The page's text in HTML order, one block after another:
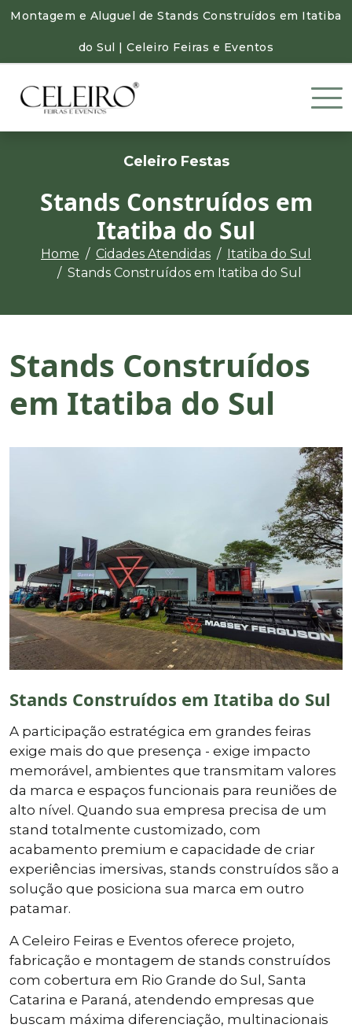
Montagem e Aluguel de Stands Construídos em Itatiba
do Sul | Celeiro Feiras e Eventos
Celeiro Festas
Stands Construídos em
Itatiba do Sul
Home Cidades Atendidas
Itatiba do Sul
Stands Construídos em Itatiba do Sul
Stands Construídos
em Itatiba do Sul
Stands Construídos em Itatiba do Sul
A participação estratégica em grandes feiras
exige mais do que presença - exige impacto
memorável, ambientes que transmitam valores
da marca e espaços funcionais para reuniões de
alto nível. Quando sua empresa precisa de um
stand totalmente customizado, com
acabamento premium e capacidade de criar
experiências imersivas, stands construídos são a
solução que posiciona sua marca em outro
patamar.
A Celeiro Feiras e Eventos oferece projeto,
fabricação e montagem de stands construídos
com cobertura em Rio Grande do Sul, Santa
Catarina e Paraná, atendendo empresas que
buscam máxima diferenciação, multinacionais